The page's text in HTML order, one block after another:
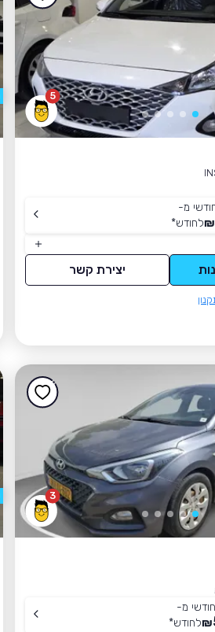
5
מ-
₪לחודש*
יצירת קשר
3
מ-
₪לחודש*